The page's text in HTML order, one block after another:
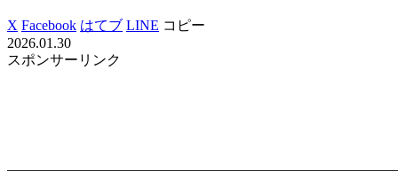
X Facebook はてブ LINE コピー
2026.01.30
スポンサーリンク